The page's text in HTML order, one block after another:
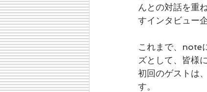
んとの対話を重
すインタビュー
これまで、note
ズとして、皆様
初回のゲストは
す。